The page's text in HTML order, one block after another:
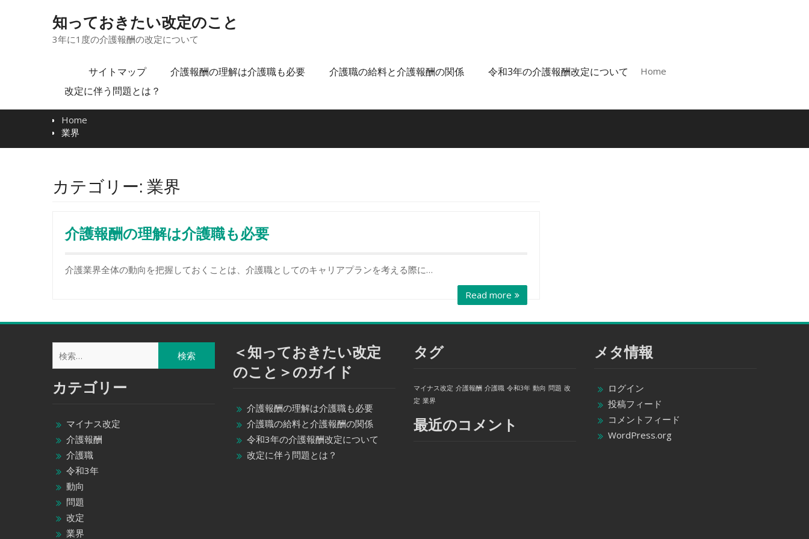
知っておきたい改定のこと
3年に1度の介護報酬の改定について
Home
サイトマップ 介護報酬の理解は介護職も必要 介護職の給料と介護報酬の関係
令和3年の介護報酬改定について
改定に伴う問題とは？
Home
業界
カテゴリー: 業界
介護報酬の理解は介護職も必要
介護業界全体の動向を把握しておくことは、介護職としてのキャリアプランを考える際に…
Read more
索:
カテゴリー
マイナス改定
介護報酬
介護職
令和3年
動向
問題
改定
業界
＜知っておきたい改定
のこと＞のガイド
介護報酬の理解は介護職も必要
介護職の給料と介護報酬の関係
令和3年の介護報酬改定について
改定に伴う問題とは？
タグ
マイナス改定 介護報酬 介護職 令和3年 動向 問題 改
定 業界
最近のコメント
メタ情報
ログイン
投稿フィード
コメントフィード
WordPress.org